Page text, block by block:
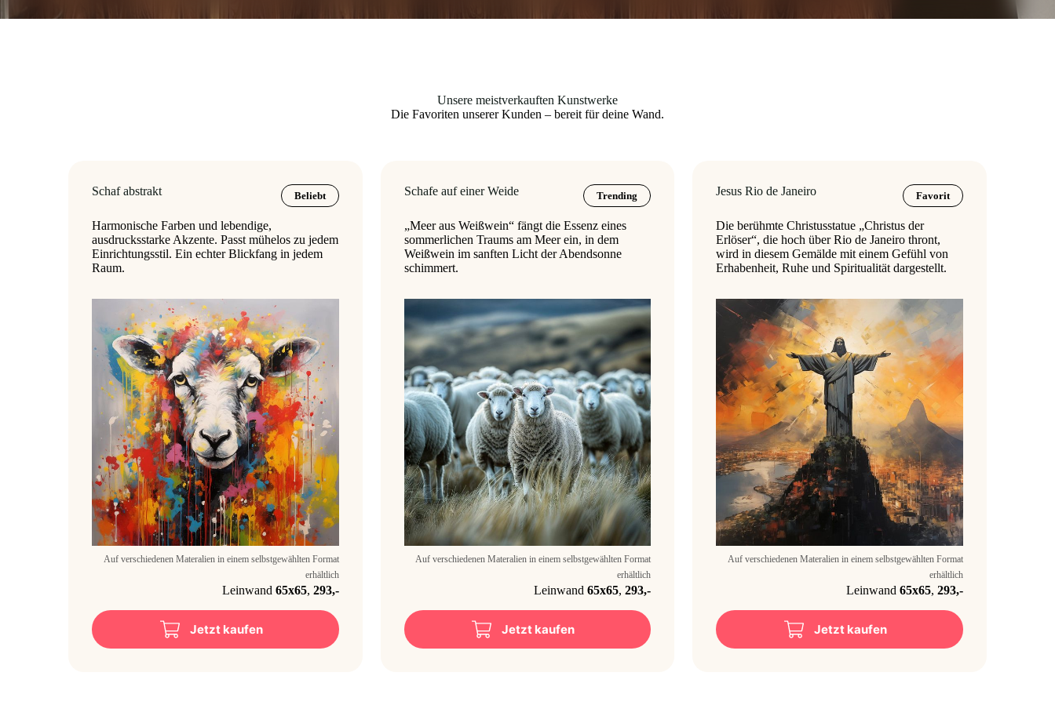
Unsere meistverkauften Kunstwerke
Die Favoriten unserer Kunden – bereit für deine Wand.
Schaf abstrakt Beliebt
Harmonische Farben und lebendige,
ausdrucksstarke Akzente. Passt mühelos zu jedem
Einrichtungsstil. Ein echter Blickfang in jedem
Raum.
Auf verschiedenen Materalien in einem selbstgewählten Format
erhältlich
Leinwand65x65,293,-
Jetzt kaufen
Schafe auf einer Weide Trending
„Meer aus Weißwein“ fängt die Essenz eines
sommerlichen Traums am Meer ein, in dem
Weißwein im sanften Licht der Abendsonne
schimmert.
Auf verschiedenen Materalien in einem selbstgewählten Format
erhältlich
Leinwand65x65,293,-
Jetzt kaufen
Jesus Rio de Janeiro Favorit
Die berühmte Christusstatue „Christus der
Erlöser“, die hoch über Rio de Janeiro thront,
wird in diesem Gemälde mit einem Gefühl von
Erhabenheit, Ruhe und Spiritualität dargestellt.
Auf verschiedenen Materalien in einem selbstgewählten Format
erhältlich
Leinwand 65x65, 293,-
Jetzt kaufen